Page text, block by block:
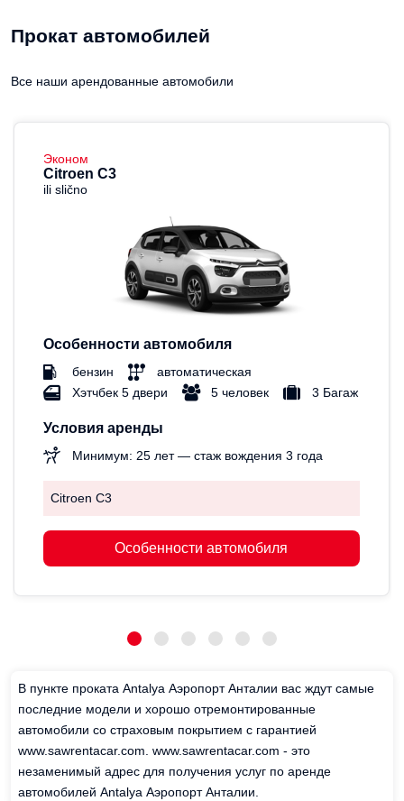
Прокат автомобилей
Все наши арендованные автомобили
Эконом
Citroen C3
ili slično
Особенности автомобиля
бензин
автоматическая
Хэтчбек 5 двери
5 человек 3 Багаж
Условия аренды
Минимум: 25 лет — стаж вождения 3 года
Citroen C3
Особенности автомобиля
В пункте проката Antalya Аэропорт Анталии вас ждут самые
последние модели и хорошо отремонтированные
автомобили со страховым покрытием с гарантией
www.sawrentacar.com. www.sawrentacar.com - это
незаменимый адрес для получения услуг по аренде
автомобилей Antalya Аэропорт Анталии.